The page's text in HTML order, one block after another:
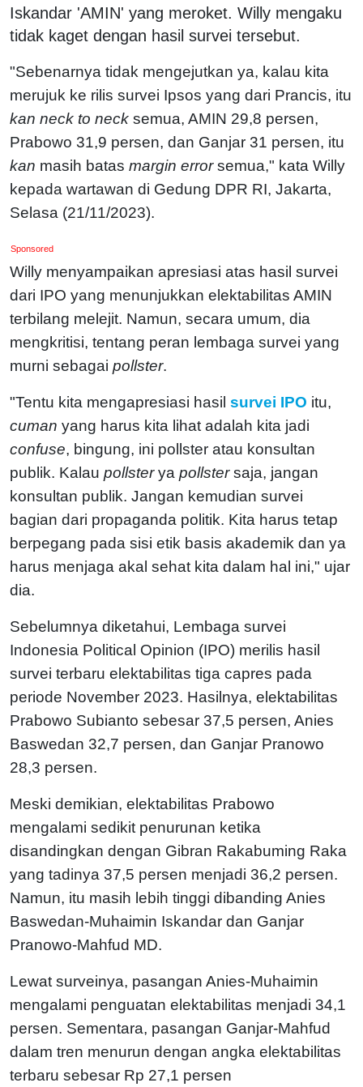
Iskandar 'AMIN' yang meroket. Willy mengaku
tidak kaget dengan hasil survei tersebut.
"Sebenarnya tidak mengejutkan ya, kalau kita
merujuk ke rilis survei Ipsos yang dari Prancis, itu
kan neck to neck semua, AMIN 29,8 persen,
Prabowo 31,9 persen, dan Ganjar 31 persen, itu
kan masih batas margin errorsemua," kata Willy
kepada wartawan di Gedung DPR RI, Jakarta,
Selasa (21/11/2023).
Sponsored
Willy menyampaikan apresiasi atas hasil survei
dari IPO yang menunjukkan elektabilitas AMIN
terbilang melejit. Namun, secara umum, dia
mengkritisi, tentang peran lembaga survei yang
murni sebagai pollster.
"Tentu kita mengapresiasi hasil survei IPO itu,
cuman yang harus kita lihat adalah kita jadi
confuse, bingung, ini pollster atau konsultan
publik. Kalau pollsterya pollstersaja, jangan
konsultan publik. Jangan kemudian survei
bagian dari propaganda politik. Kita harus tetap
berpegang pada sisi etik basis akademik dan ya
harus menjaga akal sehat kita dalam hal ini," ujar
dia.
Sebelumnya diketahui, Lembaga survei
Indonesia Political Opinion (IPO) merilis hasil
survei terbaru elektabilitas tiga capres pada
periode November 2023. Hasilnya, elektabilitas
Prabowo Subianto sebesar 37,5 persen, Anies
Baswedan 32,7 persen, dan Ganjar Pranowo
28,3 persen.
Meski demikian, elektabilitas Prabowo
mengalami sedikit penurunan ketika
disandingkan dengan Gibran Rakabuming Raka
yang tadinya 37,5 persen menjadi 36,2 persen.
Namun, itu masih lebih tinggi dibanding Anies
Baswedan-Muhaimin Iskandar dan Ganjar
Pranowo-Mahfud MD.
Lewat surveinya, pasangan Anies-Muhaimin
mengalami penguatan elektabilitas menjadi 34,1
persen. Sementara, pasangan Ganjar-Mahfud
dalam tren menurun dengan angka elektabilitas
terbaru sebesar Rp 27,1 persen